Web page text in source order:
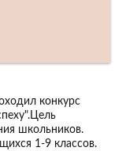
конкурс
школьников.
1-9 классов.